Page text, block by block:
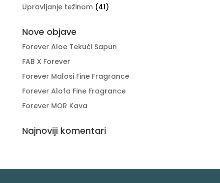
Upravljanje težinom (41)
Nove objave
Forever Aloe Tekući Sapun
FAB X Forever
Forever Malosi Fine Fragrance
Forever Alofa Fine Fragrance
Forever MOR Kava
Najnoviji komentari